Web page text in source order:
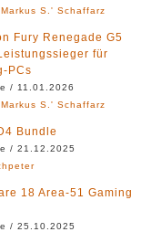
S.' Schaffarz
Fury Renegade G5
für
PCs
/ 11.01.2026
S.' Schaffarz
Bundle
/ 21.12.2025
18 Area-51 Gaming
/ 25.10.2025